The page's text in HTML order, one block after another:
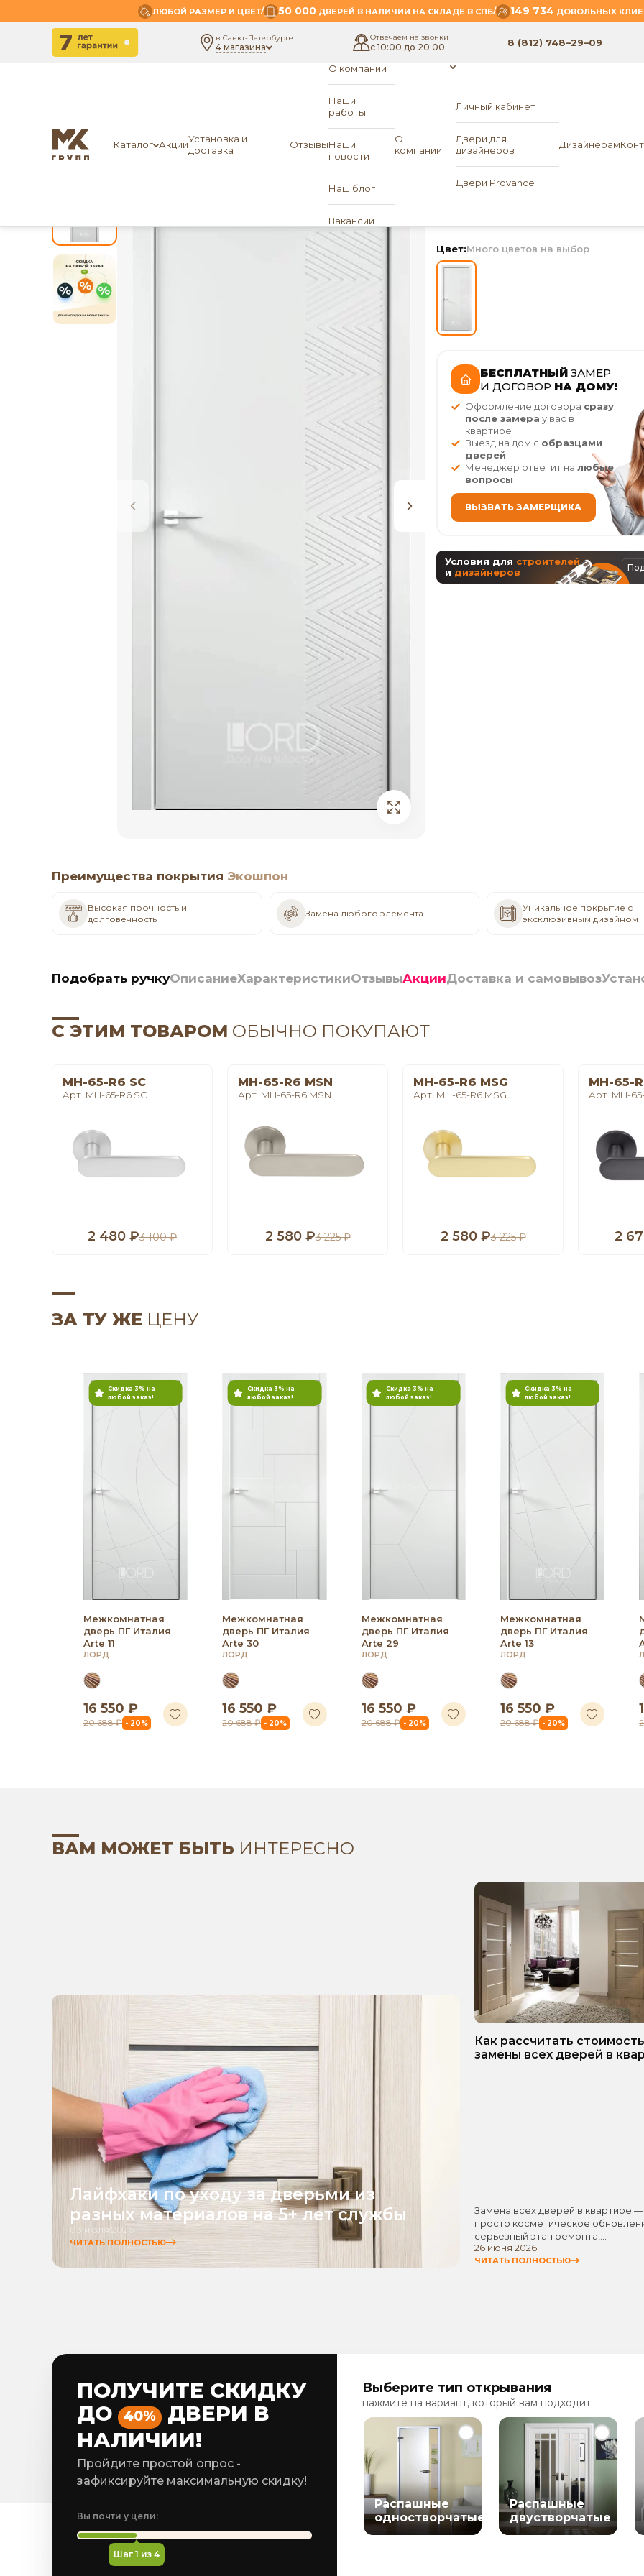
ЛЮБОЙ РАЗМЕР И ЦВЕТ/ 50 000ДВЕРЕЙ В НАЛИЧИИ НА СКЛАДЕ В СПБ/ 149 734 ДОВОЛЬНЫХ
в Санкт-Петербурге
4 магазина
Отвечаем на звонки
с 10:00 до 20:00 8 (812) 748–29–09
Каталог АкцииУстановка и
доставка
Отзывы
О
компании
О компании
Наши
работы
Наши
новости
Наш блог
Вакансии
Дизайнерам
Личный кабинет
Двери для
дизайнеров
Двери Provance
Главная ЛОРД - Италия Arte 15
Межкомнатная
Цвет:Много цветов на выбор
БЕСПЛАТНЫЙ ЗАМЕР
И ДОГОВОР НА ДОМУ!
Оформление договора сразу
после замера у вас в
квартире
Выезд на дом с образцами
дверей
Менеджер ответит на любые
вопросы
ВЫЗВАТЬ ЗАМЕРЩИКА
Условия для строителей
и дизайнеров
Преимущества покрытия Экошпон
Высокая прочность и
долговечность
Замена любого элемента
Уникальное покрытие с
эксклюзивным дизайном
Подобрать ручкуОписаниеХарактеристикиОтзывыАкцииДоставка и самовывоз
С ЭТИМ ТОВАРОМ ОБЫЧНО ПОКУПАЮТ
MH-65-R6 SC
Арт. MH-65-R6 SC
2 480 ₽3 100 ₽
MH-65-R6 MSN
Арт. MH-65-R6 MSN
2 580 ₽3 225 ₽
MH-65-R6 MSG
Арт. MH-65-R6 MSG
2 580 ₽3 225 ₽
MH-65-
Арт. MH-
2
ЗА ТУ ЖЕ ЦЕНУ
Скидка 3% на
любой заказ!
Межкомнатная
дверь ПГ Италия
Arte 11
ЛОРД
16 550 ₽
20 688 ₽ - 20%
Скидка 3% на
любой заказ!
Межкомнатная
дверь ПГ Италия
Arte 30
ЛОРД
16 550 ₽
20 688 ₽ - 20%
Скидка 3% на
любой заказ!
Межкомнатная
дверь ПГ Италия
Arte 29
ЛОРД
16 550 ₽
20 688 ₽ - 20%
Скидка 3% на
любой заказ!
Межкомнатная
дверь ПГ Италия
Arte 13
ЛОРД
16 550 ₽
20 688 ₽ - 20%
ВАМ МОЖЕТ БЫТЬ ИНТЕРЕСНО
Лайфхаки по уходу за дверьми из
разных материалов на 5+ лет службы
03 июля 2026
ЧИТАТЬ ПОЛНОСТЬЮ
Как рассчитать стоимость
замены всех дверей в
Замена всех дверей в квартире —
просто косметическое
серьезный этап ремонта,…
26 июня 2026
ЧИТАТЬ ПОЛНОСТЬЮ
ПОЛУЧИТЕ СКИДКУ
ДО
40%
ДВЕРИ В
НАЛИЧИИ!
Пройдите простой опрос -
зафиксируйте максимальную скидку!
Вы почти у цели:
Шаг 1 из 4
Выберите тип открывания
нажмите на вариант, который вам подходит:
Распашные
одностворчатые
Распашные
двустворчатые